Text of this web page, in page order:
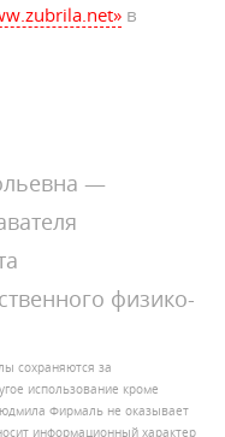
в
—
физико-
сохраняются за
использование кроме
Фирмаль не оказывает
информационный характер